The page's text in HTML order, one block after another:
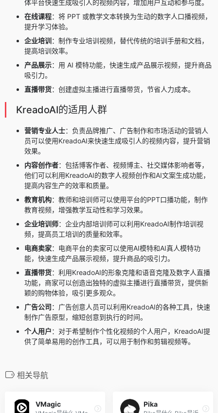
体平台快速生成吸引人的视频内容，增加用户互动和参与度。
在线课程：将 PPT 或教学文本转换为生动的数字人口播视频，
提升学习体验。
企业培训 ：制作专业培训视频，替代传统的培训手册和文档，
提高培训效率。
产品展示：用 AI 模特功能，快速生成产品展示视频，提升商品
吸引力。
直播带货：创建虚拟主播进行直播带货，节省人力成本。
KreadoAI的适用人群
营销专业人士：负责品牌推广、广告制作和市场活动的营销人
员可以使用KreadoAI来快速生成吸引人的视频内容，提升营销
效果。
内容创作者：包括博客作者、视频博主、社交媒体影响者等，
他们可以利用KreadoAI的数字人视频创作和AI文案生成功能，
提高内容生产的效率和质量。
教育机构：教师和培训师可以使用平台的PPT口播功能，制作
教育视频，增强教学互动性和学习效果。
企业培训师：企业内部培训师可以利用KreadoAI制作培训视
频，提高员工培训的质量和效率。
电商卖家：电商平台的卖家可以使用AI模特和AI真人模特功
能，快速生成产品展示视频，提升商品的吸引力。
直播带货：利用KreadoAI的形象克隆和语音克隆及数字人直播
功能，商家可以创造出独特的虚拟主播进行直播带货，提供新
颖的购物体验，吸引更多观众。
广告公司：广告创意人员可以利用KreadoAI的各种工具，快速
制作广告原型，缩短创意到执行的时间。
个人用户：对于希望制作个性化视频的个人用户，KreadoAI提
供了简单易用的创作工具，可以用于制作和剪辑视频等。
相关导航
VMagic Pika